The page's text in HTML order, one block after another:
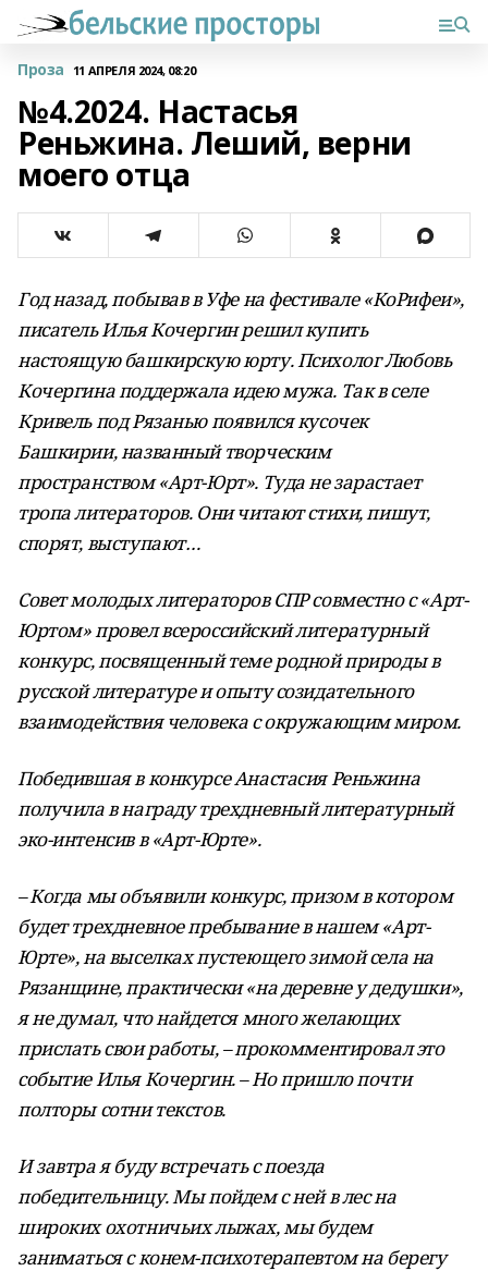
Проза 11 АПРЕЛЯ 2024, 08:20
№4.2024. Настасья
Реньжина. Леший, верни
моего отца
Год назад, побывав в Уфе на фестивале «КоРифеи»,
писатель Илья Кочергин решил купить
настоящую башкирскую юрту. Психолог Любовь
Кочергина поддержала идею мужа. Так в селе
Кривель под Рязанью появился кусочек
Башкирии, названный творческим
пространством «Арт-Юрт». Туда не зарастает
тропа литераторов. Они читают стихи, пишут,
спорят, выступают…
Совет молодых литераторов СПР совместно с «Арт-
Юртом» провел всероссийский литературный
конкурс, посвященный теме родной природы в
русской литературе и опыту созидательного
взаимодействия человека с окружающим миром.
Победившая в конкурсе Анастасия Реньжина
получила в награду трехдневный литературный
эко-интенсив в «Арт-Юрте».
– Когда мы объявили конкурс, призом в котором
будет трехдневное пребывание в нашем «Арт-
Юрте», на выселках пустеющего зимой села на
Рязанщине, практически «на деревне у дедушки»,
я не думал, что найдется много желающих
прислать свои работы, – прокомментировал это
событие Илья Кочергин. – Но пришло почти
полторы сотни текстов.
И завтра я буду встречать с поезда
победительницу. Мы пойдем с ней в лес на
широких охотничьих лыжах, мы будем
заниматься с конем-психотерапевтом на берегу